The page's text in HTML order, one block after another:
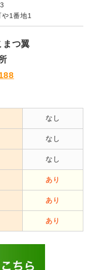
1番地1
まつ翼
なし
なし
なし
あり
あり
あり